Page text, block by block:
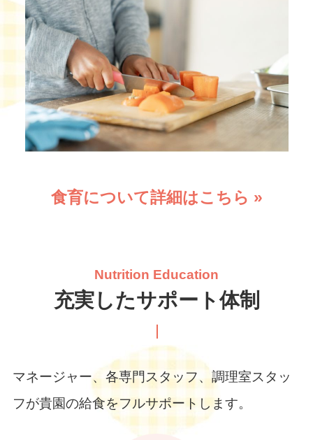
食育について詳細はこちら »
Nutrition Education
充実したサポート体制
マネージャー、各専門スタッフ、調理室スタッ
フが貴園の給食をフルサポートします。